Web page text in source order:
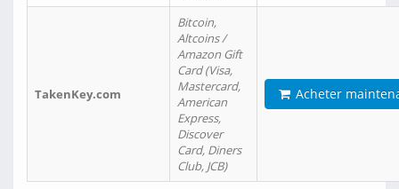
TakenKey.com
Bitcoin,
Altcoins /
Amazon Gift
Card (Visa,
Mastercard,
American
Express,
Discover
Card, Diners
Club, JCB)
Acheter